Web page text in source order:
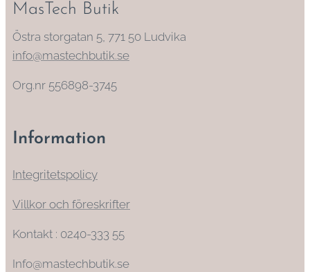
MasTech Butik
Östra storgatan 5, 771 50 Ludvika
info@mastechbutik.se
Org.nr 556898-3745
Information
Integritetspolicy
Villkor och föreskrifter
Kontakt : 0240-333 55
Info@mastechbutik.se